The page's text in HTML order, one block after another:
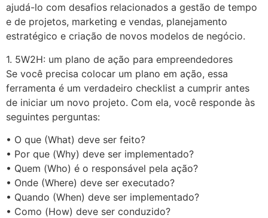
ajudá-lo com desafios relacionados a gestão de tempo
e de projetos, marketing e vendas, planejamento
estratégico e criação de novos modelos de negócio.
1. 5W2H: um plano de ação para empreendedores
Se você precisa colocar um plano em ação, essa
ferramenta é um verdadeiro checklist a cumprir antes
de iniciar um novo projeto. Com ela, você responde às
seguintes perguntas:
• O que (What) deve ser feito?
• Por que (Why) deve ser implementado?
• Quem (Who) é o responsável pela ação?
• Onde (Where) deve ser executado?
• Quando (When) deve ser implementado?
• Como (How) deve ser conduzido?